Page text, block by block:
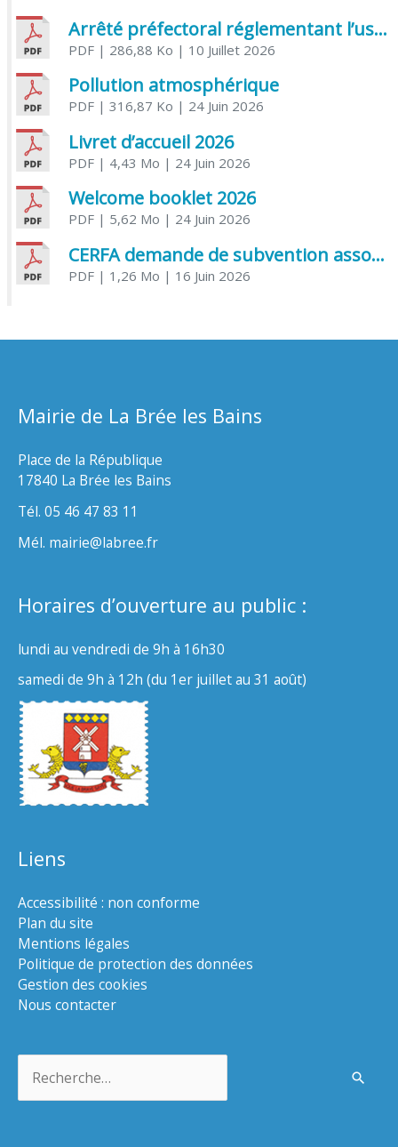
Arrêté préfectoral réglementant l’usage de l’eau
PDF| 286,88 Ko | 10 Juillet 2026
Pollution atmosphérique
PDF| 316,87 Ko | 24 Juin 2026
Livret d’accueil 2026
PDF| 4,43 Mo | 24 Juin 2026
Welcome booklet 2026
PDF| 5,62 Mo | 24 Juin 2026
CERFA demande de subvention association
PDF| 1,26 Mo | 16 Juin 2026
Mairie de La Brée les Bains
Place de la République
17840 La Brée les Bains
Tél. 05 46 47 83 11
Mél. mairie@labree.fr
Horaires d’ouverture au public :
lundi au vendredi de 9h à 16h30
samedi de 9h à 12h (du 1er juillet au 31 août)
Liens
Accessibilité : non conforme
Plan du site
Mentions légales
Politique de protection des données
Gestion des cookies
Nous contacter